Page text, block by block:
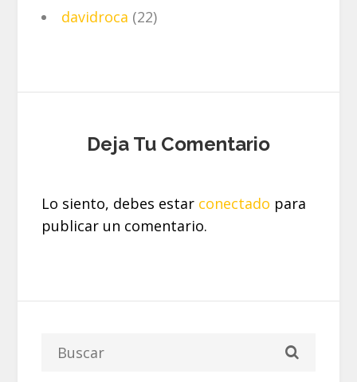
davidroca (22)
Deja Tu Comentario
Lo siento, debes estar conectado para
publicar un comentario.